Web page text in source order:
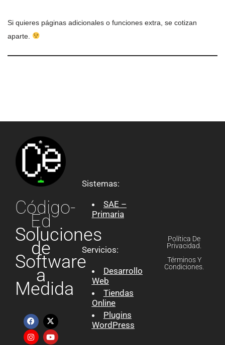
Si quieres páginas adicionales o funciones extra, se cotizan
aparte.
Código-
Ed
Soluciones
de
Software
a
Medida
Sistemas:
SAE –
Primaria
Servicios:
Desarrollo
Web
Tiendas
Online
Plugins
WordPress
Política De
Privacidad.
Términos Y
Condiciones.